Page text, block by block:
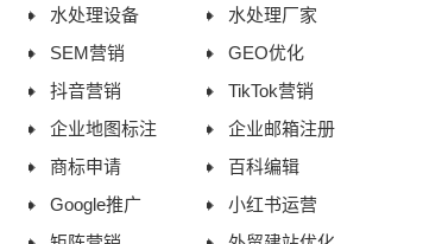
水处理设备
水处理厂家
SEM营销
GEO优化
抖音营销
TikTok营销
企业地图标注
企业邮箱注册
商标申请
百科编辑
Google推广
小红书运营